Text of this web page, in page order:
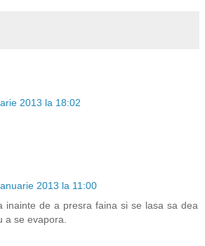
2013 la 18:02
2013 la 11:00
inainte de a presra faina si se lasa sa dea
a se evapora.